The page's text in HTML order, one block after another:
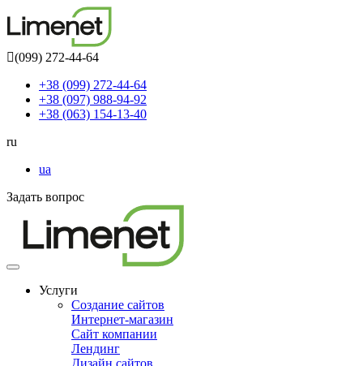
(099) 272-44-64
+38 (099) 272-44-64
+38 (097) 988-94-92
+38 (063) 154-13-40
ru
ua
Задать вопрос
Toggle
navigationУслуги
Создание сайтов
Интернет-магазин
Сайт компании
Лендинг
Дизайн сайтов